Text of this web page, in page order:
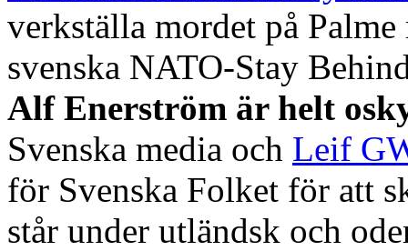
verkställa mordet på
svenska NATO-Stay
Alf Enerström är helt
Svenska media och Leif
för Svenska Folket för att
står under utländsk och